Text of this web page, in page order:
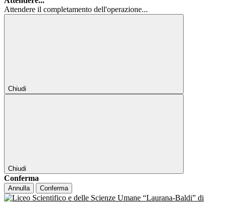
Attendere il completamento dell'operazione...
Chiudi
Chiudi
Conferma
Annulla Conferma